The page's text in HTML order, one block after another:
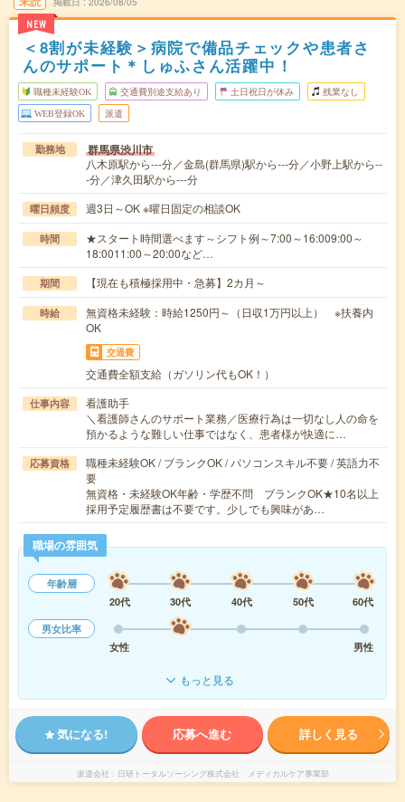
NEW
＜8割が未経験＞病院で備品チェックや患者さ
んのサポート＊しゅふさん活躍中！
職種未経験OK 交通費別途支給あり 土日祝日が休み 残業なし
WEB登録OK 派遣
勤務地 群馬県渋川市
八木原駅から---分／金島(群馬県)駅から---分／小野上駅から--
-分／津久田駅から---分
曜日頻度 週3日～OK ※曜日固定の相談OK
時間
★スタート時間選べます～シフト例～7:00～16:009:00～
18:0011:00～20:00など…
期間 【現在も積極採用中・急募】2カ月～
時給
無資格未経験：時給1250円～（日収1万円以上） ※扶養内
OK
交通費
交通費全額支給（ガソリン代もOK！）
仕事内容
看護助手
＼看護師さんのサポート業務／医療行為は一切なし人の命を
預かるような難しい仕事ではなく、患者様が快適に…
応募資格
職種未経験OK / ブランクOK / パソコンスキル不要 / 英語力不
要
無資格・未経験OK年齢・学歴不問 ブランクOK★10名以上
採用予定履歴書は不要です。少しでも興味があ…
職場の雰囲気
年齢層
20代
30代 40代 50代
60代
男女比率
女性
男性
もっと見る
気になる! 応募へ進む 詳しく見る
派遣会社 日研トータルソーシング株式会社 メディカルケア事業部